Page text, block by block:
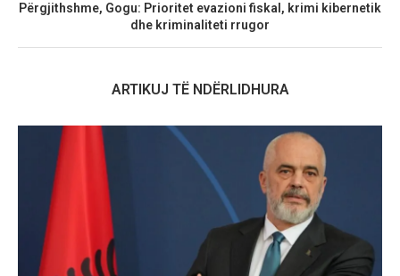
Përgjithshme, Gogu: Prioritet evazioni fiskal, krimi kibernetik
dhe kriminaliteti rrugor
ARTIKUJ TË NDËRLIDHURA